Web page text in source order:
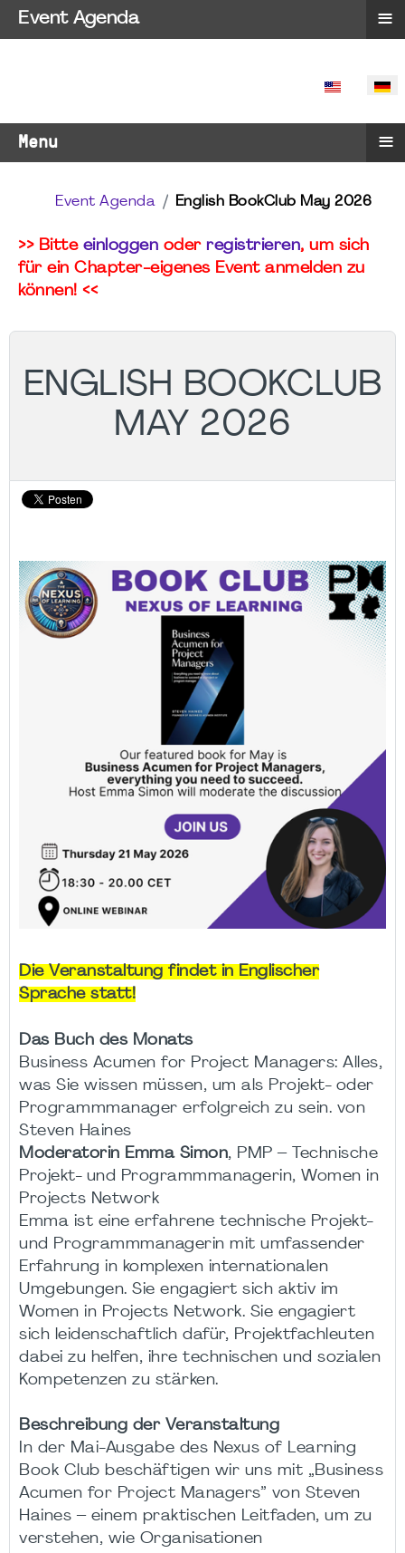
SPRACHE
Menu ≡
Event Agenda English BookClub May 2026
>> Bitte einloggen oder registrieren, um sich
für ein Chapter-eigenes Event anmelden zu
können! <<
ENGLISH BOOKCLUB
MAY 2026
Die Veranstaltung findet in Englischer
Sprache statt!
Das Buch des Monats
Business Acumen for Project Managers: Alles,
was Sie wissen müssen, um als Projekt- oder
Programmmanager erfolgreich zu sein. von
Steven Haines
Moderatorin Emma Simon, PMP – Technische
Projekt- und Programmmanagerin, Women in
Projects Network
Emma ist eine erfahrene technische Projekt-
und Programmmanagerin mit umfassender
Erfahrung in komplexen internationalen
Umgebungen. Sie engagiert sich aktiv im
Women in Projects Network. Sie engagiert
sich leidenschaftlich dafür, Projektfachleuten
dabei zu helfen, ihre technischen und sozialen
Kompetenzen zu stärken.
Beschreibung der Veranstaltung
In der Mai-Ausgabe des Nexus of Learning
Book Club beschäftigen wir uns mit „Business
Acumen for Project Managers” von Steven
Haines – einem praktischen Leitfaden, um zu
verstehen, wie Organisationen
Event Agenda ≡